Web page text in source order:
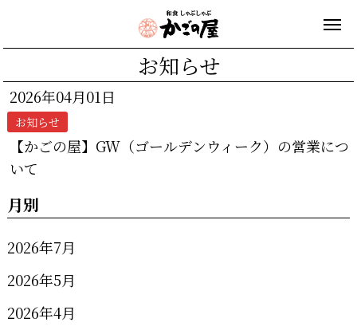
お知らせ
2026年04月01日
お知らせ
【かごの屋】GW（ゴールデンウィーク）の営業につ
いて
月別
2026年7月
2026年5月
2026年4月